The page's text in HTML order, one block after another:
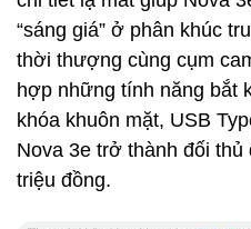
“sáng giá” ở phân khúc
thời thượng cùng cụm
hợp những tính năng bắt
khóa khuôn mặt, USB
Nova 3e trở thành đối
triệu đồng.